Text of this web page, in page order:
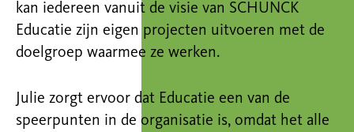
kan iedereen vanuit de visie van SCHUNCK
Educatie zijn eigen projecten uitvoeren met de
doelgroep waarmee ze werken.
Julie zorgt ervoor dat Educatie een van de
speerpunten in de organisatie is, omdat het alle